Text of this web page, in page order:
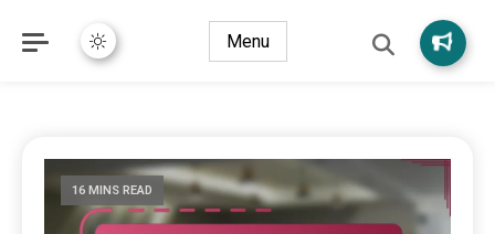
Menu
16 MINS READ